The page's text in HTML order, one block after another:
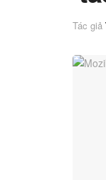
Tác giả